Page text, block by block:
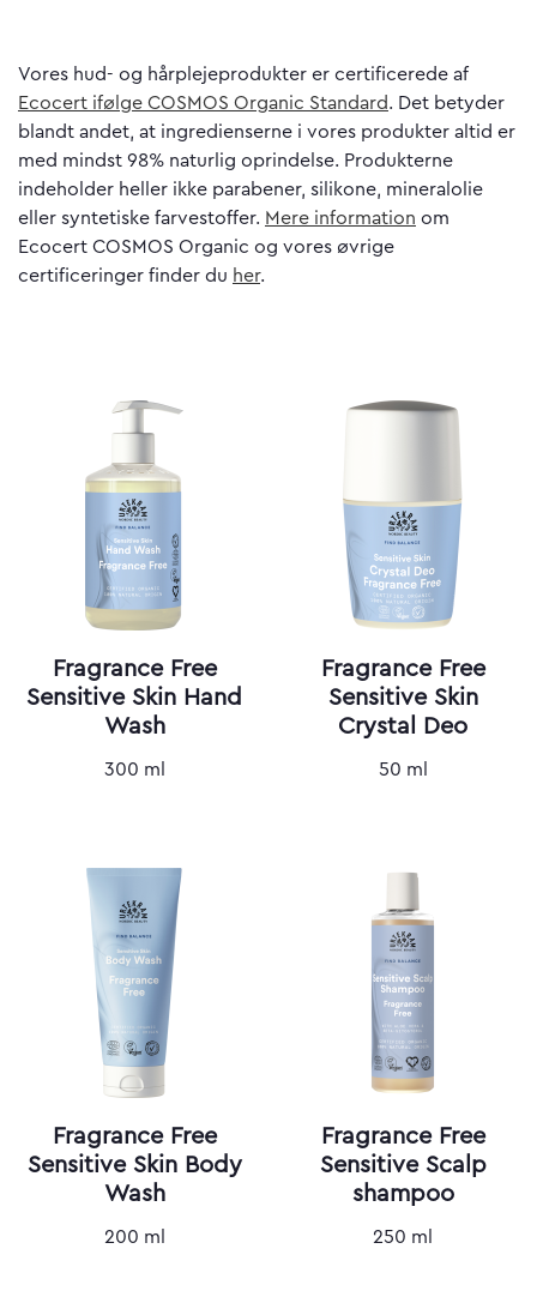
Vores hud- og hårplejeprodukter er certificerede af
Ecocert ifølge COSMOS Organic Standard. Det betyder
blandt andet, at ingredienserne i vores produkter altid er
med mindst 98% naturlig oprindelse. Produkterne
indeholder heller ikke parabener, silikone, mineralolie
eller syntetiske farvestoffer. Mere information om
Ecocert COSMOS Organic og vores øvrige
certificeringer finder du her.
Fragrance Free
Sensitive Skin Hand
Wash
300 ml
Fragrance Free
Sensitive Skin
Crystal Deo
50 ml
Fragrance Free
Sensitive Skin Body
Wash
200 ml
Fragrance Free
Sensitive Scalp
shampoo
250 ml